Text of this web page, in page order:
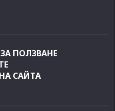
ПОЛЗВАНЕ
САЙТА